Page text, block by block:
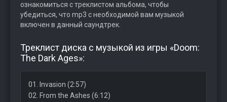
ознакомиться с треклистом альбома, чтобы
убедиться, что mp3 с необходимой вам музыкой
включен в данный саундтрек.
Треклист диска с музыкой из игры «Doom:
The Dark Ages»:
01. Invasion (2:57)
02. From the Ashes (6:12)